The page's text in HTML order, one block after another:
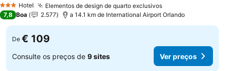
3 EstrelasHotel Elementos de design de quarto exclusivosVer preços
7,8 Boa 2.577 a 14.1 km de International Airport Orlando
De € 109
Consulte os preços de 9 sites Ver preços